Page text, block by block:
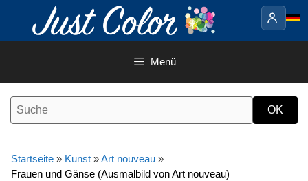
Inhalt
Menü
Startseite » Kunst »Art nouveau »
Frauen und Gänse (Ausmalbild von Art nouveau)